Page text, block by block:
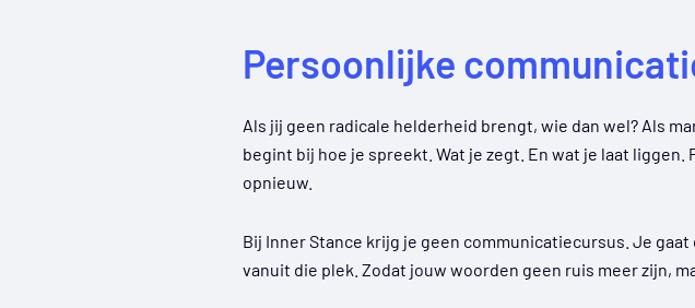
Persoonlijke
Als jij geen radicale helderheid brengt, wie dan wel? Als
begint bij hoe je spreekt. Wat je zegt. En wat je laat
opnieuw.
Bij Inner Stance krijg je geen communicatiecursus. Je
vanuit die plek. Zodat jouw woorden geen ruis meer zijn,